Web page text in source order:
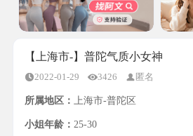
【上海市-】普陀气质小女神
2022-01-29 3426 匿名
所属地区： 上海市-普陀区
小姐年龄： 25-30